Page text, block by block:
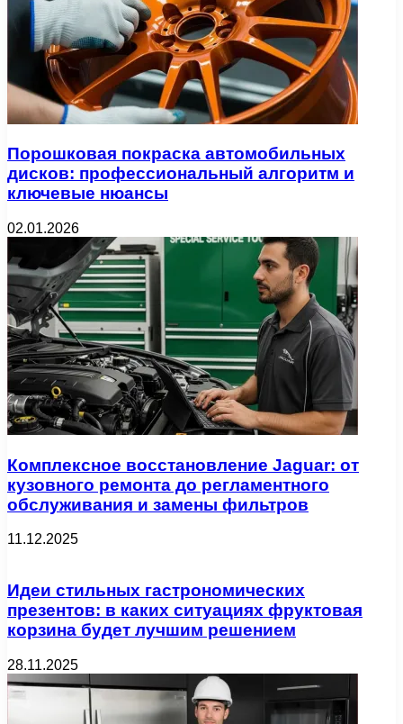
Порошковая покраска автомобильных
дисков: профессиональный алгоритм и
ключевые нюансы
02.01.2026
Комплексное восстановление Jaguar: от
кузовного ремонта до регламентного
обслуживания и замены фильтров
11.12.2025
Идеи стильных гастрономических
презентов: в каких ситуациях фруктовая
корзина будет лучшим решением
28.11.2025